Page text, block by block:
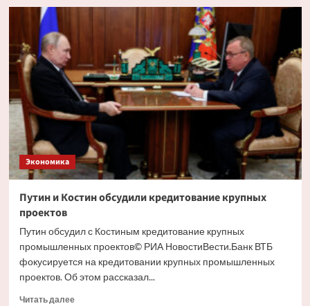
Глава
движения
ставки
ЦБ
на
ближайшем
заседании
Экономика
Путин и Костин обсудили кредитование крупных
проектов
Путин обсудил с Костиным кредитование крупных
промышленных проектов© РИА НовостиВести.Банк ВТБ
фокусируется на кредитовании крупных промышленных
проектов. Об этом рассказал...
Читать далееПрочитать